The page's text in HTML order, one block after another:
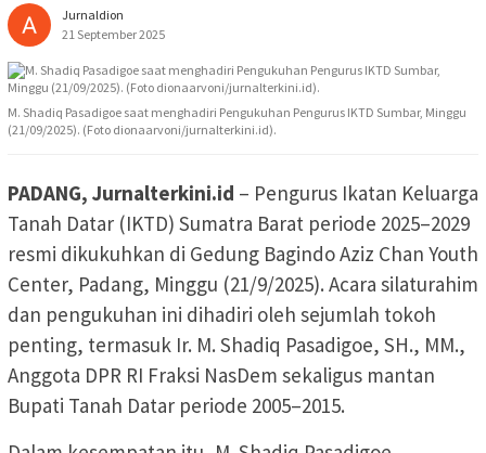
Jurnaldion
21 September 2025
M. Shadiq Pasadigoe saat menghadiri Pengukuhan Pengurus IKTD Sumbar, Minggu
(21/09/2025). (Foto dionaarvoni/jurnalterkini.id).
PADANG, Jurnalterkini.id – Pengurus Ikatan Keluarga
Tanah Datar (IKTD) Sumatra Barat periode 2025–2029
resmi dikukuhkan di Gedung Bagindo Aziz Chan Youth
Center, Padang, Minggu (21/9/2025). Acara silaturahim
dan pengukuhan ini dihadiri oleh sejumlah tokoh
penting, termasuk Ir. M. Shadiq Pasadigoe, SH., MM.,
Anggota DPR RI Fraksi NasDem sekaligus mantan
Bupati Tanah Datar periode 2005–2015.